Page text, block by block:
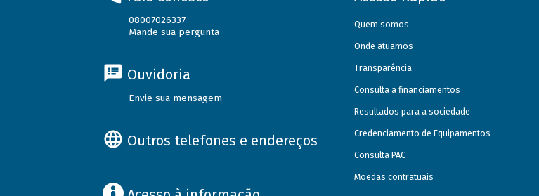
08007026337
Mande sua pergunta
Ouvidoria
Envie sua mensagem
Outros telefones e endereços
Quem somos
Onde atuamos
Transparência
Consulta a financiamentos
Resultados para a sociedade
Credenciamento de Equipamentos
Consulta PAC
Moedas contratuais